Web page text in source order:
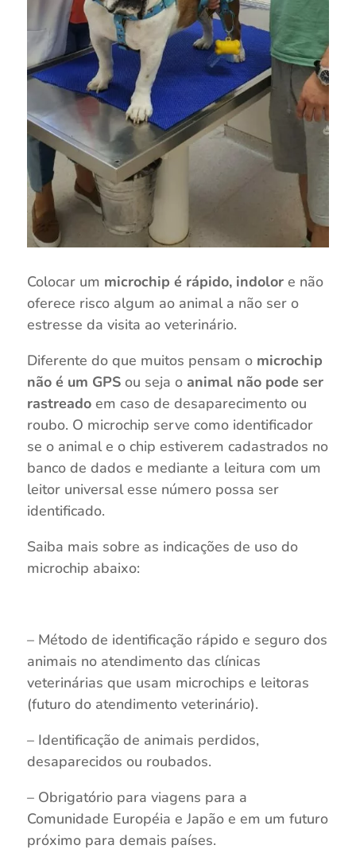
Colocar um microchip é rápido, indolor e não
oferece risco algum ao animal a não ser o
estresse da visita ao veterinário.
Diferente do que muitos pensam o microchip
não é um GPS ou seja o animal não pode ser
rastreadoem caso de desaparecimento ou
roubo. O microchip serve como identificador
se o animal e o chip estiverem cadastrados no
banco de dados e mediante a leitura com um
leitor universal esse número possa ser
identificado.
Saiba mais sobre as indicações de uso do
microchip abaixo:
– Método de identificação rápido e seguro dos
animais no atendimento das clínicas
veterinárias que usam microchips e leitoras
(futuro do atendimento veterinário).
– Identificação de animais perdidos,
desaparecidos ou roubados.
– Obrigatório para viagens para a
Comunidade Européia e Japão e em um futuro
próximo para demais países.